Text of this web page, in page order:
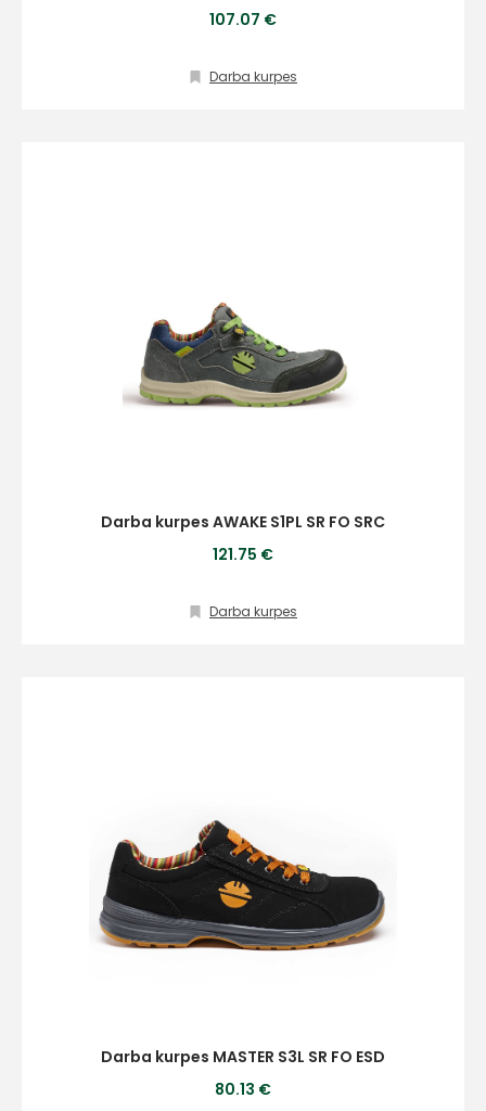
107.07 €
Darba kurpes
Darba kurpes AWAKE S1PL SR FO SRC
121.75 €
Darba kurpes
Darba kurpes MASTER S3L SR FO ESD
80.13 €